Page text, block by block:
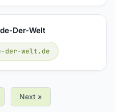
Der-Welt
der-welt.de
Next »